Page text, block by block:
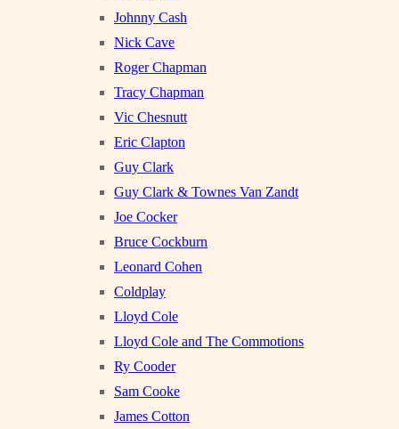
Johnny Cash
Nick Cave
Roger Chapman
Tracy Chapman
Vic Chesnutt
Eric Clapton
Guy Clark
Guy Clark & Townes Van Zandt
Joe Cocker
Bruce Cockburn
Leonard Cohen
Coldplay
Lloyd Cole
Lloyd Cole and The Commotions
Ry Cooder
Sam Cooke
James Cotton